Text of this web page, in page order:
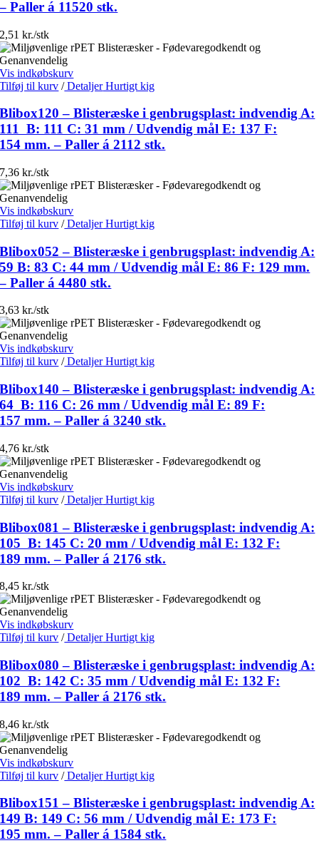
– Paller á 11520 stk.
2,51 kr./stk
Vis indkøbskurv
Tilføj til kurv /DetaljerHurtigt kig
Blibox120 – Blisteræske i genbrugsplast: indvendig A:
111 B: 111 C: 31 mm / Udvendig mål E: 137 F:
154 mm. – Paller á 2112 stk.
7,36 kr./stk
Vis indkøbskurv
Tilføj til kurv /DetaljerHurtigt kig
Blibox052 – Blisteræske i genbrugsplast: indvendig A:
59 B: 83 C: 44 mm / Udvendig mål E: 86 F: 129 mm.
– Paller á 4480 stk.
3,63 kr./stk
Vis indkøbskurv
Tilføj til kurv /DetaljerHurtigt kig
Blibox140 – Blisteræske i genbrugsplast: indvendig A:
64 B: 116 C: 26 mm / Udvendig mål E: 89 F:
157 mm. – Paller á 3240 stk.
4,76 kr./stk
Vis indkøbskurv
Tilføj til kurv /DetaljerHurtigt kig
Blibox081 – Blisteræske i genbrugsplast: indvendig A:
105 B: 145 C: 20 mm / Udvendig mål E: 132 F:
189 mm. – Paller á 2176 stk.
8,45 kr./stk
Vis indkøbskurv
Tilføj til kurv /DetaljerHurtigt kig
Blibox080 – Blisteræske i genbrugsplast: indvendig A:
102 B: 142 C: 35 mm / Udvendig mål E: 132 F:
189 mm. – Paller á 2176 stk.
8,46 kr./stk
Vis indkøbskurv
Tilføj til kurv /DetaljerHurtigt kig
Blibox151 – Blisteræske i genbrugsplast: indvendig A:
149 B: 149 C: 56 mm / Udvendig mål E: 173 F:
195 mm. – Paller á 1584 stk.